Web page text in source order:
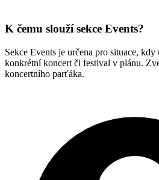
K čemu slouží sekce Events?
Sekce Events je určena pro situace,
konkrétní koncert či festival v plánu.
koncertního parťáka.